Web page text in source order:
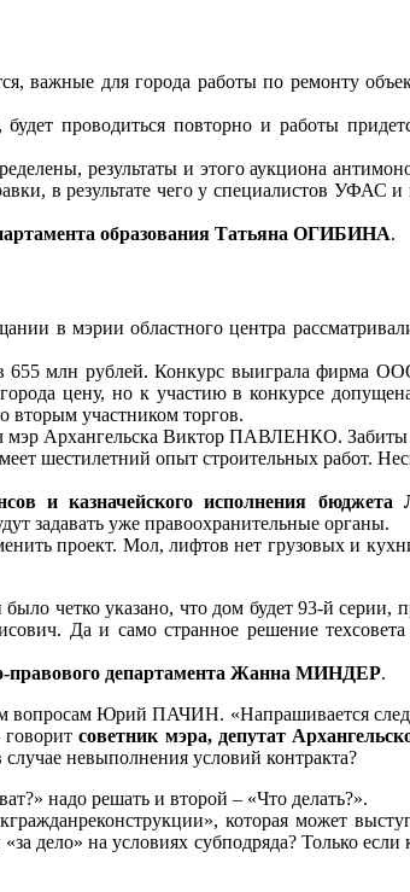
важные для города работы по ремонту
проводиться повторно и работы
результаты и этого аукциона
в результате чего у специалистов УФАС и
образования Татьяна ОГИБИНА.
в мэрии областного центра
млн рублей. Конкурс выиграла фирма
цену, но к участию в конкурсе
вторым участником торгов.
мэр Архангельска Виктор ПАВЛЕНКО. Забиты
шестилетний опыт строительных работ.
и казначейского исполнения
задавать уже правоохранительные органы.
проект. Мол, лифтов нет грузовых и
четко указано, что дом будет 93-й серии,
Да и само странное решение
правового департамента Жанна МИНДЕР.
вопросам Юрий ПАЧИН. «Напрашивается
говоритсоветник мэра, депутат
невыполнения условий контракта?
надо решать и второй – «Что делать?».
которая может
дело» на условиях субподряда? Только если